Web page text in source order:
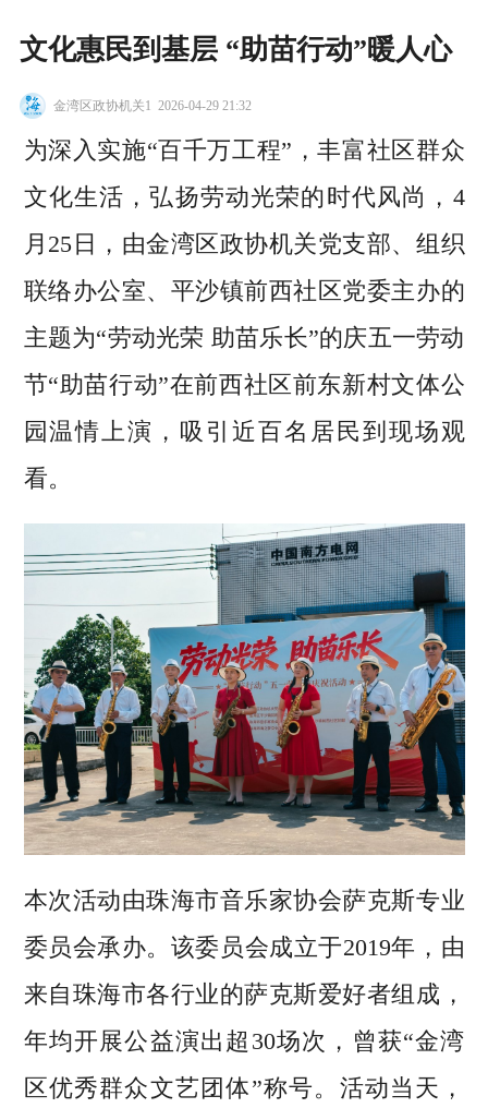
文化惠民到基层 “助苗行动”暖人心
金湾区政协机关1 2026-04-29 21:32
为深入实施“百千万工程”，丰富社区群众
文化生活，弘扬劳动光荣的时代风尚，4
月25日，由金湾区政协机关党支部、组织
联络办公室、平沙镇前西社区党委主办的
主题为“劳动光荣 助苗乐长”的庆五一劳动
节“助苗行动”在前西社区前东新村文体公
园温情上演，吸引近百名居民到现场观
看。
本次活动由珠海市音乐家协会萨克斯专业
委员会承办。该委员会成立于2019年，由
来自珠海市各行业的萨克斯爱好者组成，
年均开展公益演出超30场次，曾获“金湾
区优秀群众文艺团体”称号。活动当天，